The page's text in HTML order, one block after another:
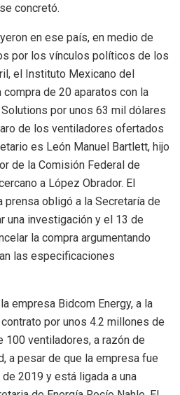
concretó.
en ese país, en medio de
por los vínculos políticos de los
el Instituto Mexicano del
de 20 aparatos con la
por unos 63 mil dólares
de los ventiladores ofertados
es León Manuel Bartlett, hijo
de la Comisión Federal de
a López Obrador. El
obligó a la Secretaría de
una investigación y el 13 de
la compra argumentando
las especificaciones
empresa Bidcom Energy, a la
por unos 4.2 millones de
100 ventiladores, a razón de
a pesar de que la empresa fue
2019 y está ligada a una